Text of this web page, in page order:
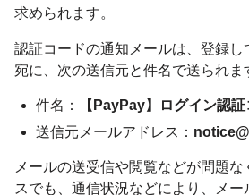
求められます。
認証コードの通知メールは、登録し
宛に、次の送信元と件名で送られま
件名：
【PayPay】ログイン認
送信元メールアドレス：
メールの送受信や閲覧などが問題
スでも、通信状況などにより、メ